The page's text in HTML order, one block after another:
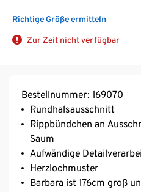
Richtige Größe ermitteln
Zur Zeit nicht verfügbar
Bestellnummer: 169070
Rundhalsausschnitt
Rippbündchen an
Saum
Aufwändige
Herzlochmuster
Barbara ist 176cm groß